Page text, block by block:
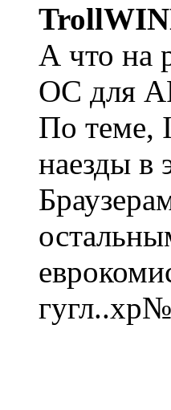
А что на
ОС для
По теме,
наезды в